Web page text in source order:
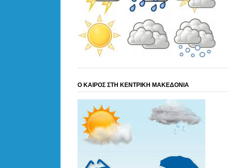
Ο ΚΑΙΡΟΣ ΣΤΗ ΚΕΝΤΡΙΚΗ ΜΑΚΕΔΟΝΙΑ